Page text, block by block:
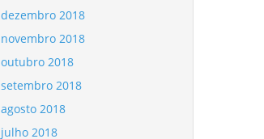
dezembro 2018
novembro 2018
outubro 2018
setembro 2018
agosto 2018
julho 2018